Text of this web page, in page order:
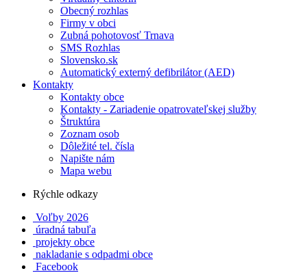
Obecný rozhlas
Firmy v obci
Zubná pohotovosť Trnava
SMS Rozhlas
Slovensko.sk
Automatický externý defibrilátor (AED)
Kontakty
Kontakty obce
Kontakty - Zariadenie opatrovateľskej služby
Štruktúra
Zoznam osob
Dôležité tel. čísla
Napište nám
Mapa webu
Rýchle odkazy
Voľby 2026
úradná tabuľa
projekty obce
nakladanie s odpadmi obce
Facebook